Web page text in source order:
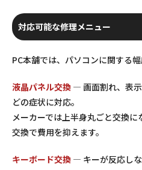
対応可能な修理メニュー
PC本舗では、パソコンに関する
液晶パネル交換 — 画面割れ、表
どの症状に対応。
メーカーでは上半身丸ごと交換
交換で費用を抑えます。
キーボード交換 — キーが反応し